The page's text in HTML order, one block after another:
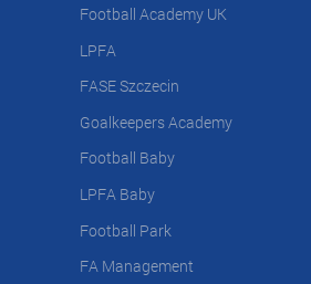
Football Academy UK
LPFA
FASE Szczecin
Goalkeepers Academy
Football Baby
LPFA Baby
Football Park
FA Management